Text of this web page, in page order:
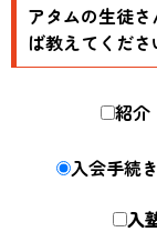
アタムの生徒
ば教えてくださ
紹介
入会手続
入